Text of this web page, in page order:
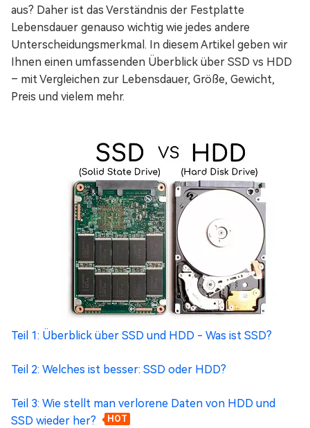
aus? Daher ist das Verständnis der Festplatte
Lebensdauer genauso wichtig wie jedes andere
Unterscheidungsmerkmal. In diesem Artikel geben wir
Ihnen einen umfassenden Überblick über SSD vs HDD
– mit Vergleichen zur Lebensdauer, Größe, Gewicht,
Preis und vielem mehr.
Teil 1: Überblick über SSD und HDD - Was ist SSD?
Teil 2: Welches ist besser: SSD oder HDD?
Teil 3: Wie stellt man verlorene Daten von HDD und
SSD wieder her?
HOT